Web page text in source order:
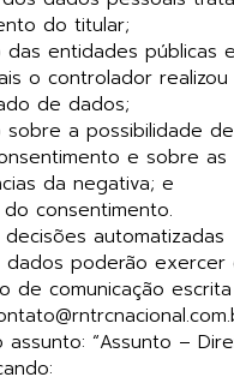
do titular;
das entidades públicas
o controlador realizou
de dados;
sobre a possibilidade
e sobre as
da negativa; e
consentimento.
automatizadas
poderão exercer
de comunicação
assunto: “Assunto –